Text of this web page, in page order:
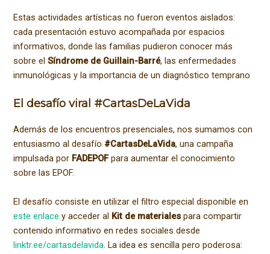
Estas actividades artísticas no fueron eventos aislados:
cada presentación estuvo acompañada por espacios
informativos, donde las familias pudieron conocer más
sobre elSíndrome de Guillain-Barré, las enfermedades
inmunológicas y la importancia de un diagnóstico temprano
El desafío viral #CartasDeLaVida
Además de los encuentros presenciales, nos sumamos con
entusiasmo al desafío #CartasDeLaVida, una campaña
impulsada por FADEPOFpara aumentar el conocimiento
sobre las EPOF.
El desafío consiste en utilizar el filtro especial disponible en
este enlace y acceder al Kit de materiales para compartir
contenido informativo en redes sociales desde
linktr.ee/cartasdelavida. La idea es sencilla pero poderosa: